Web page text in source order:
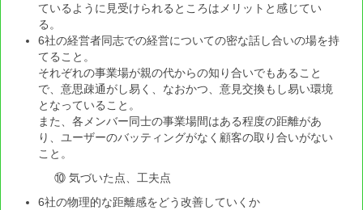
ているように見受けられるところはメリットと感じてい
る。
6社の経営者同志での経営についての密な話し合いの場を持
てること。
それぞれの事業場が親の代からの知り合いでもあること
で、意思疎通がし易く、なおかつ、意見交換もし易い環境
となっていること。
また、各メンバー同士の事業場間はある程度の距離があ
り、ユーザーのバッティングがなく顧客の取り合いがない
こと。
⑩ 気づいた点、工夫点
6社の物理的な距離感をどう改善していくか